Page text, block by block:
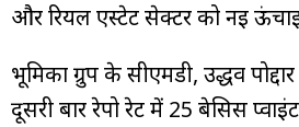
और रियल एस्टेट सेक्टर को नई
भूमि‍का ग्रुप के सीएमडी, उद्धव
दूसरी बार रेपो रेट में 25 बेसिस